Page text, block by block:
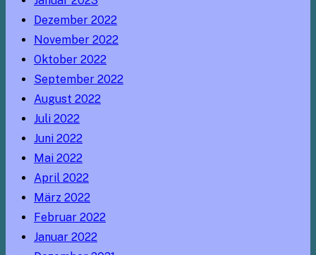
Dezember 2022
November 2022
Oktober 2022
September 2022
August 2022
Juli 2022
Juni 2022
Mai 2022
April 2022
März 2022
Februar 2022
Januar 2022